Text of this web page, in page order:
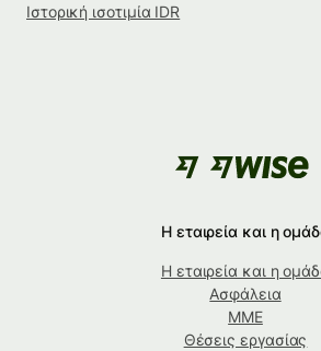
Ιστορική ισοτιμία IDR
Η εταιρεία και η
Η εταιρεία και η
Ασφάλεια
ΜΜΕ
Θέσεις εργασίας